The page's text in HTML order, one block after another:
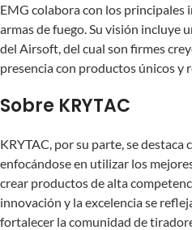
EMG colabora con los principales
armas de fuego. Su visión incluye
del Airsoft, del cual son firmes
presencia con productos únicos y
Sobre KRYTAC
KRYTAC, por su parte, se
enfocándose en utilizar los
crear productos de alta
innovación y la excelencia se
fortalecer la comunidad de